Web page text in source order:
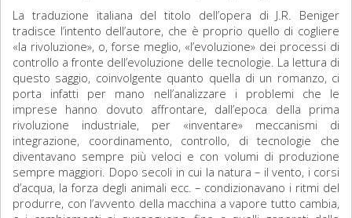
Diritto
La traduzione italiana del titolo dell’opera di J.R. Beniger
tradisce l’intento dell’autore, che è proprio quello di cogliere
«la rivoluzione», o, forse meglio, «l’evoluzione» dei processi di
controllo a fronte dell’evoluzione delle tecnologie. La lettura di
questo saggio, coinvolgente quanto quella di un romanzo, ci
porta infatti per mano nell’analizzare i problemi che le
imprese hanno dovuto affrontare, dall’epoca della prima
rivoluzione industriale, per «inventare» meccanismi di
integrazione, coordinamento, controllo, di tecnologie che
diventavano sempre più veloci e con volumi di produzione
sempre maggiori. Dopo secoli in cui la natura – il vento, i corsi
d’acqua, la forza degli animali ecc. – condizionavano i ritmi del
produrre, con l’avvento della macchina a vapore tutto cambia,